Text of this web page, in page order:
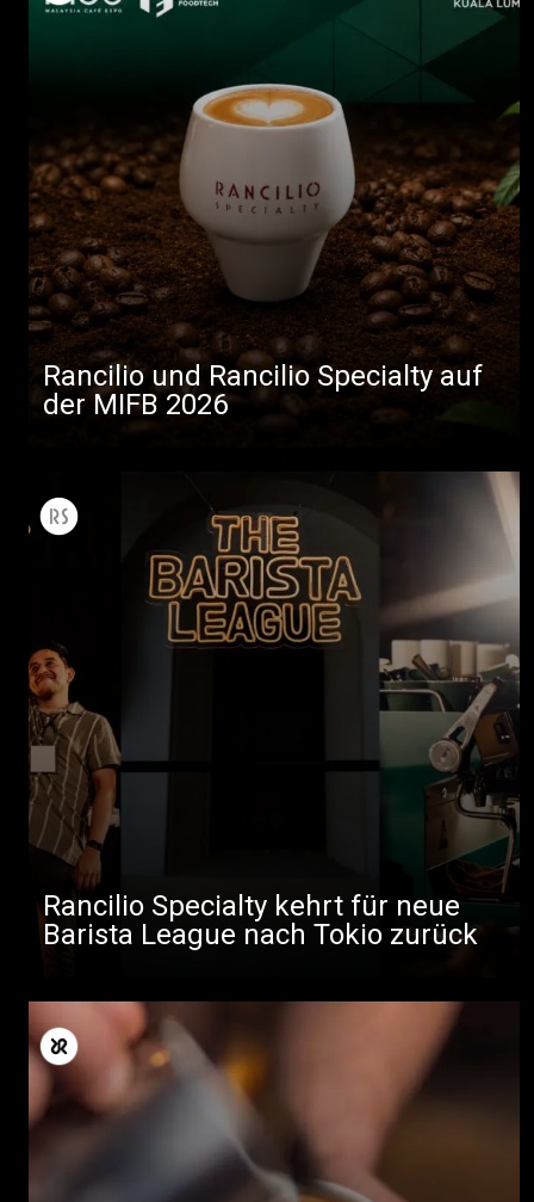
Rancilio und Rancilio Specialty auf
der MIFB 2026
Rancilio Specialty kehrt für neue
Barista League nach Tokio zurück